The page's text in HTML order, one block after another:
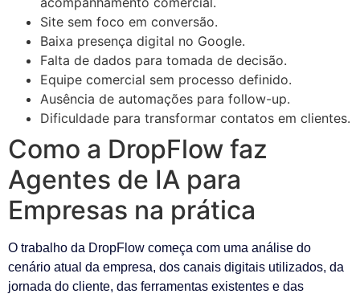
Site sem foco em conversão.
Baixa presença digital no Google.
Falta de dados para tomada de decisão.
Equipe comercial sem processo definido.
Ausência de automações para follow-up.
Dificuldade para transformar contatos em clientes.
Como a DropFlow faz
Agentes de IA para
Empresas na prática
O trabalho da DropFlow começa com uma análise do
cenário atual da empresa, dos canais digitais utilizados, da
jornada do cliente, das ferramentas existentes e das